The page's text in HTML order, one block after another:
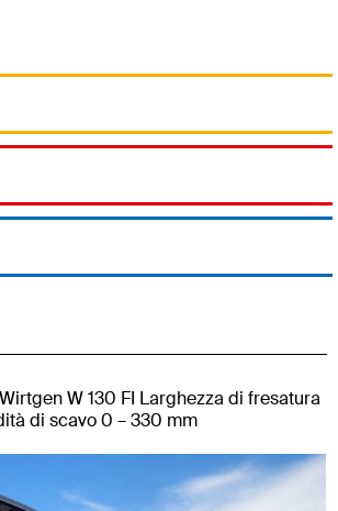
W 130 FI Larghezza di fresatura
di scavo 0 – 330 mm